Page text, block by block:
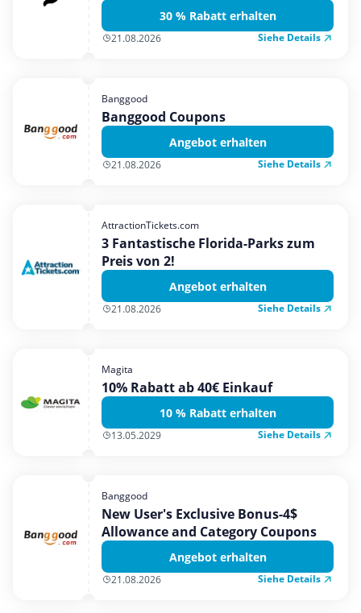
30 % Rabatt erhalten
21.08.2026 Siehe Details
Banggood
Banggood Coupons
Angebot erhalten
21.08.2026 Siehe Details
AttractionTickets.com
3 Fantastische Florida-Parks zum
Preis von 2!
Angebot erhalten
21.08.2026 Siehe Details
Magita
10% Rabatt ab 40€ Einkauf
10 % Rabatt erhalten
13.05.2029 Siehe Details
Banggood
New User's Exclusive Bonus-4$
Allowance and Category Coupons
Angebot erhalten
21.08.2026 Siehe Details